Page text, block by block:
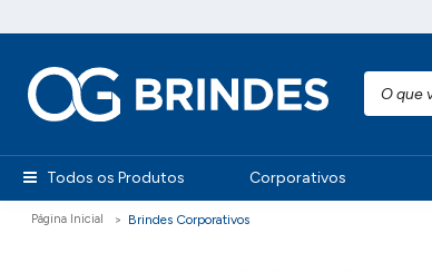
Todos os Produtos Corporativos
Brindes Corporativos